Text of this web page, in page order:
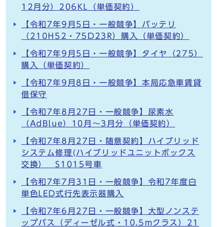
12月分）206KL（単価契約）
【令和7年9月5日・一般競争】バッテリ
（210H52・75D23R）購入（単価契約）
【令和7年9月5日・一般競争】タイヤ（275）
購入（単価契約）
【令和7年9月8日・一般競争】本局応急車賃貸
借保守
【令和7年8月27日・一般競争】尿素水
（AdBlue）10月～3月分（単価契約）
【令和7年8月27日・随意契約】ハイブリッド
システム修理(ハイブリッドユニットボックス
交換） S1015号車
【令和7年7月31日・一般競争】令和7年度白
単色LED式行先表示器購入
【令和7年6月27日・一般競争】大型ノンステ
ップバス（ディーゼル式・10.5mクラス）21